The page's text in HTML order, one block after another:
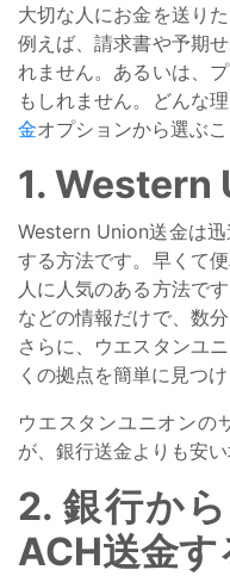
大切な人にお金を送り
例えば、請求書や予期
れません。あるいは、
もしれません。どんな
金オプションから選ぶ
1. Western
Western Union送金は
する方法です。早くて
人に人気のある方法で
などの情報だけで、数
さらに、ウエスタンユ
くの拠点を簡単に見つ
ウエスタンユニオンの
が、銀行送金よりも安い
2. 銀行か
ACH送金す